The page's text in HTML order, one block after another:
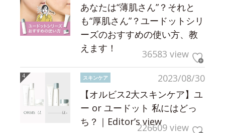
あなたは“薄肌さん”？それと
も“厚肌さん”？ユードットシリ
ーズのおすすめの使い方、教
えます！
36583 view
2023/08/30
スキンケア
【オルビス2大スキンケア】ユ
ー or ユードット 私にはどっ
ち？｜Editor’s view226609 view